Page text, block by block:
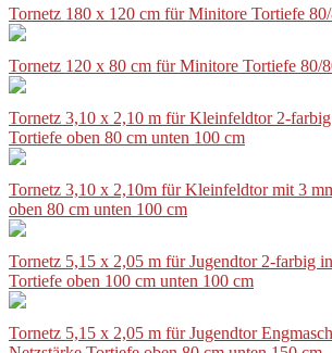
Tornetz 180 x 120 cm für Minitore Tortiefe
Tornetz 120 x 80 cm für Minitore Tortiefe 80/
Tornetz 3,10 x 2,10 m für Kleinfeldtor 2-
Tortiefe oben 80 cm unten 100 cm
Tornetz 3,10 x 2,10m für Kleinfeldtor mit 3
oben 80 cm unten 100 cm
Tornetz 5,15 x 2,05 m für Jugendtor 2-farbig
Tortiefe oben 100 cm unten 100 cm
Tornetz 5,15 x 2,05 m für Jugendtor